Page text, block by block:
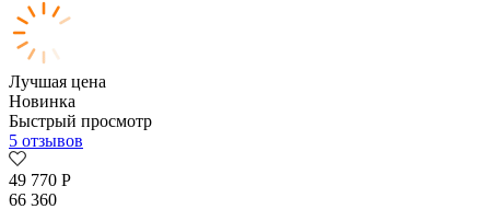
Лучшая цена
Новинка
Быстрый просмотр
5 отзывов
49 770 Р
66 360